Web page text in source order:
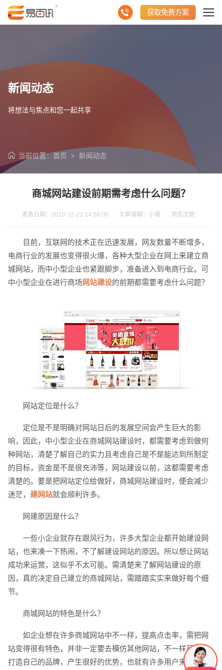
获取免费方案
新闻动态
将想法与焦点和您一起共享
当前位置： 首页 > 新闻动态
商城网站建设前期需考虑什么问题？
发表日期：2018-12-22 14:58:00 文章编辑：小易 浏览次数：
目前，互联网的技术正在迅速发展，网友数量不断增多，
电商行业的发展也变得很火爆，各种大型企业在网上来建立商
城网站，而中小型企业也紧跟脚步，准备进入到电商行业。可
中小型企业在进行商场 网站建设的前期都需要考虑什么问题？
网站定位是什么？
定位是不是明确对网站日后的发展空间会产生巨大的影
响，因此，中小型企业在商城网站建设时，都需要考虑到做何
种网站，清楚了解自己的实力且考虑自己是不是能达到所制定
的目标，资金是不是很充沛等，网站建设以前，这都需要考虑
清楚的。要是把网站定位给做好，商城网站建设时，便会减少
迷茫， 建网站就会顺利许多。
网建原因是什么？
一些小企业就存在跟风行为，许多大型企业都开始建设网
站，也来凑一下热闹，不了解建设网站的原因。所以想让网站
成功来运营，这似乎不太可能。需清楚来了解网站建设的原
因，真的决定自己建立的商城网站，需踏踏实实来做好每个细
节。
商城网站的特色是什么？
如企业想在许多商城网站中不一样，提高点击率，需把网
站变得很有特色，并非一定要去模仿其他网站，不一样风格来
打造自己的品牌，产生很好的优势，也就有许多用户来点击你
请输入您的公司名称 名字
电话 微信号